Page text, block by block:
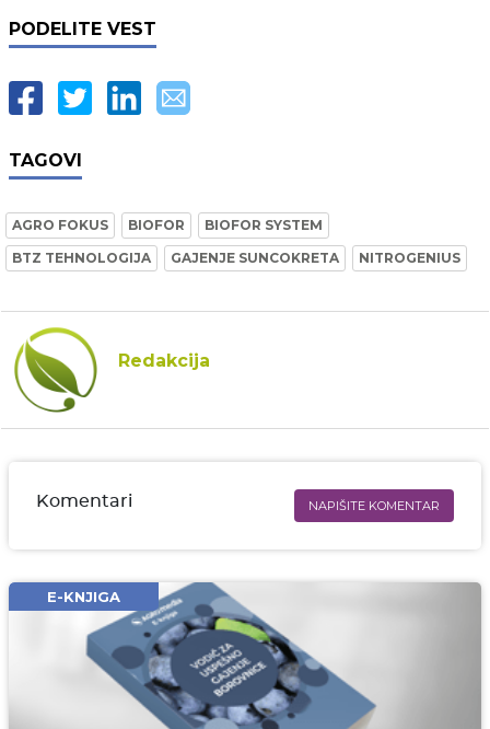
PODELITE VEST
TAGOVI
AGRO FOKUS BIOFOR
BIOFOR SYSTEM
BTZ TEHNOLOGIJA
GAJENJE SUNCOKRETA NITROGENIUS
Redakcija
Komentari NAPIŠITE KOMENTAR
Email* obavezno
Komentar* obavezno
E-KNJIGA